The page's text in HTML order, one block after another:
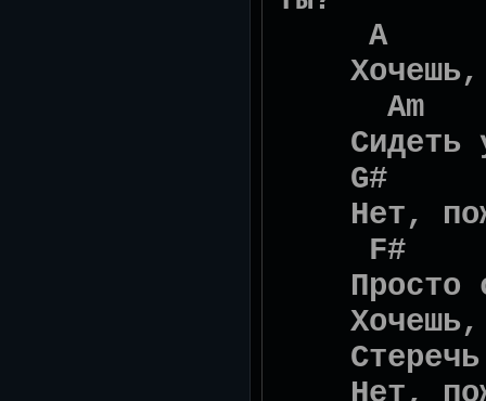
A
Хочешь, я
Am
Cидеть у
G#
Нет,
Просто
Хочешь, я
Стеречь